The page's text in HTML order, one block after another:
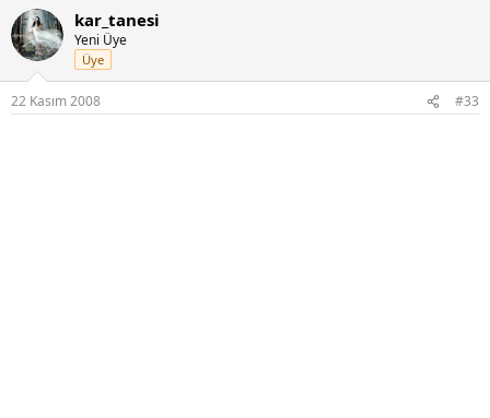
kar_tanesi
Yeni Üye
Üye
22 Kasım 2008 #33